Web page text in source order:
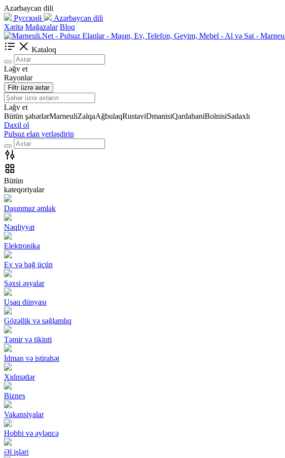
Azərbaycan dili
Русский
Azərbaycan dili
Xəritə Mağazalar Bloq
Kataloq
Ləğv et
Rayonlar
Filtr üzrə axtar
Ləğv et
Bütün şəhərlərMarneuliZalqaAğbulaqRustaviDmanisiQardabaniBolnisiSadaxlı
Daxil ol
Pulsuz elan yerləşdirin
Bütün
kateqoriyalar
Daşınmaz əmlak
Nəqliyyat
Elektronika
Ev və bağ üçün
Şəxsi əşyalar
Uşaq dünyası
Gözəllik və sağlamlıq
Təmir və tikinti
İdman və istirahət
Xidmətlər
Biznes
Vakansiyalar
Hobbi və əyləncə
Əl işləri